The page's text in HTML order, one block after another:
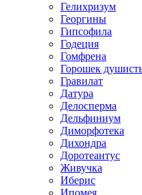
Гелихризум
Георгины
Гипсофила
Годеция
Гомфрена
Горошек
Гравилат
Датура
Делосперма
Дельфиниум
Диморфотека
Дихондра
Доротеантус
Живучка
Иберис